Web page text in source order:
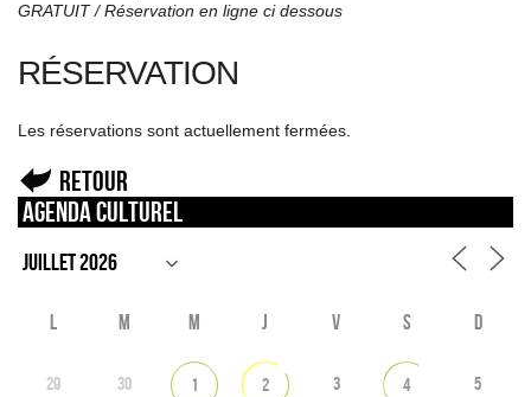
GRATUIT / Réservation en ligne ci dessous
RÉSERVATION
Les réservations sont actuellement fermées.
Retour
Agenda culturel
L M M J V S D
29 30 1 2 3 4 5